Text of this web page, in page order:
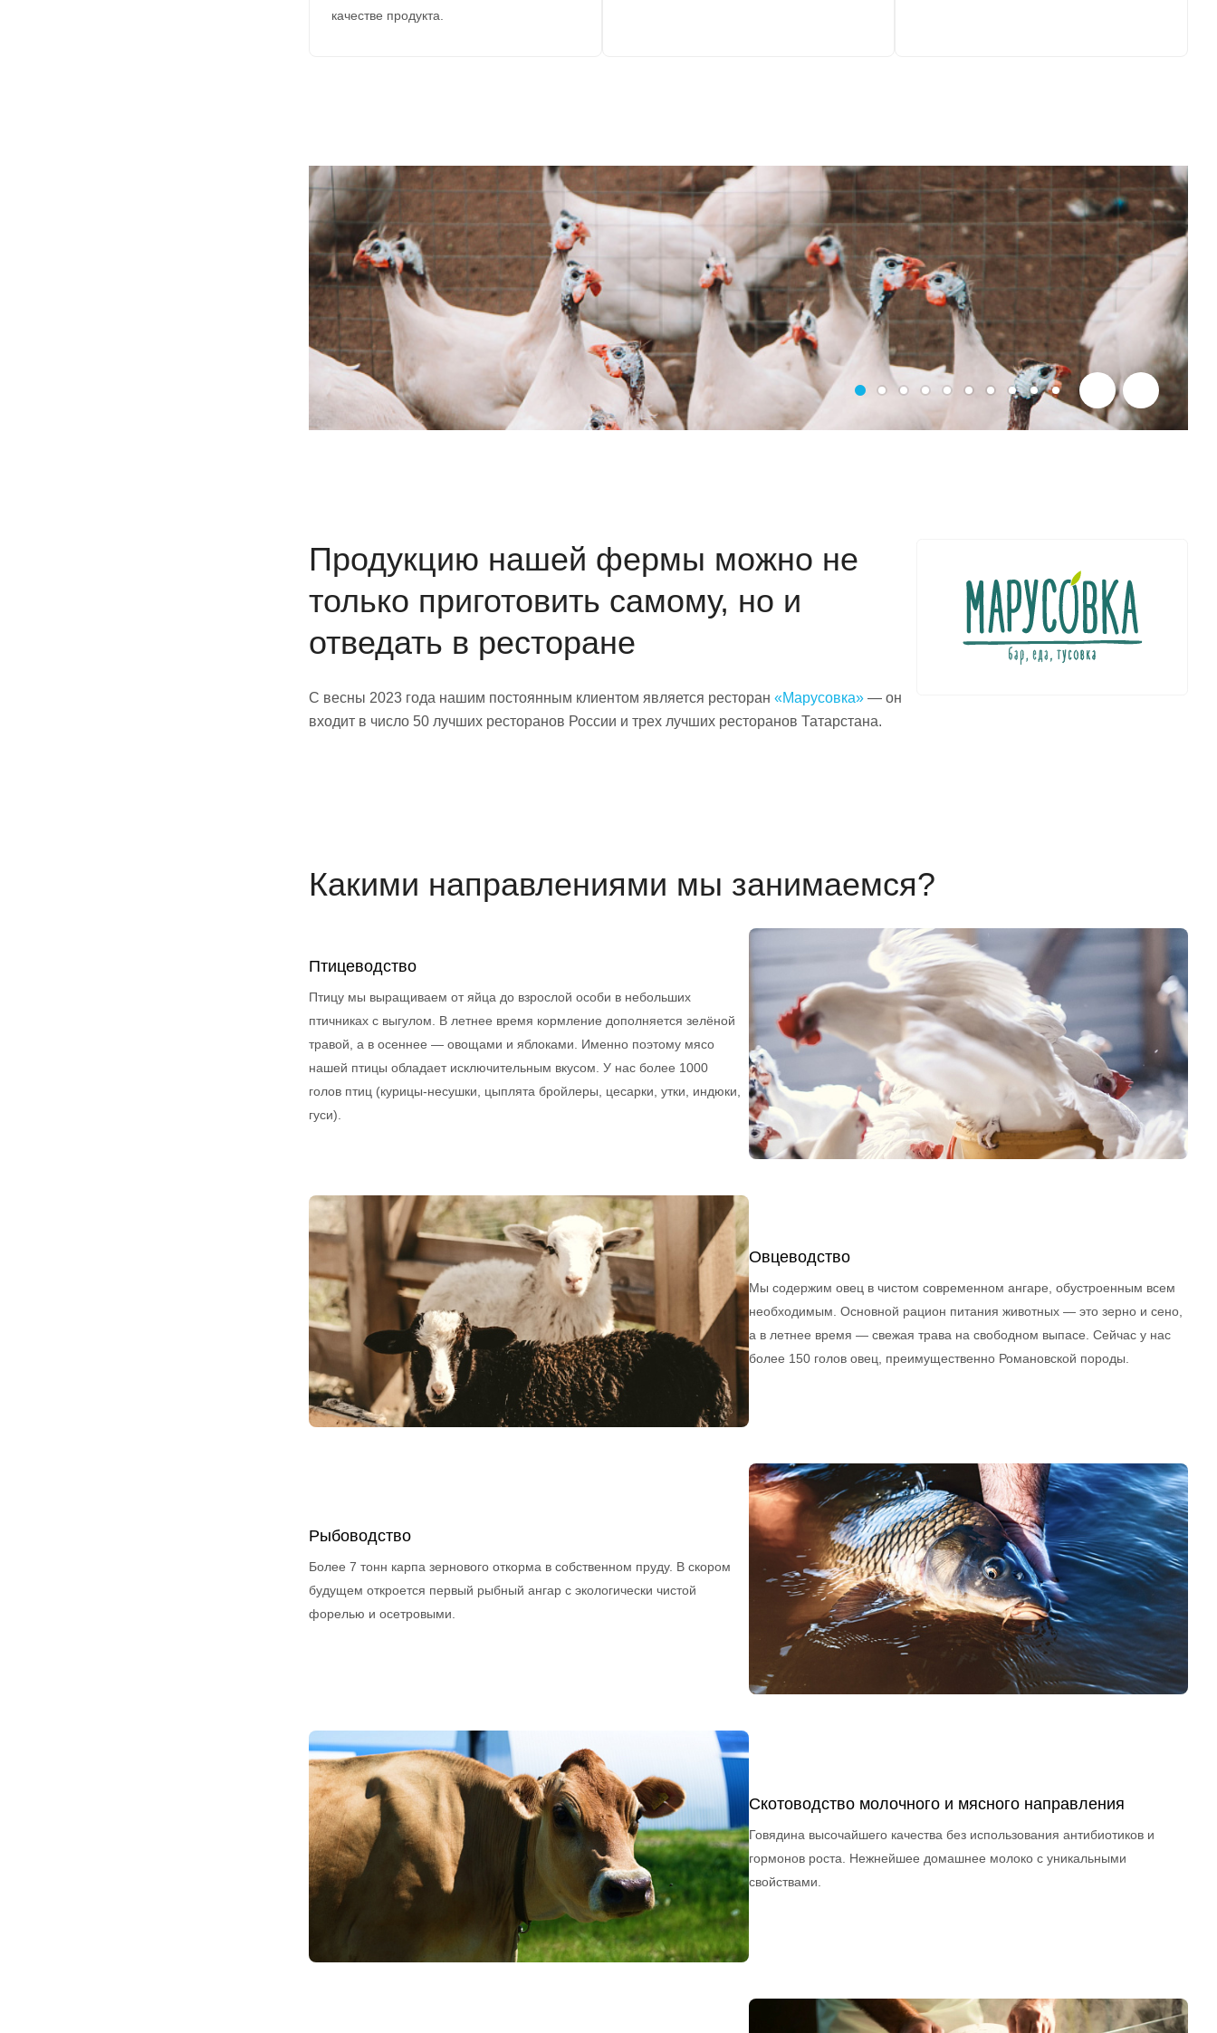
качестве продукта.
Продукцию нашей фермы можно не
только приготовить самому, но и
отведать в ресторане
С весны 2023 года нашим постоянным клиентом является ресторан «Марусовка» — он
входит в число 50 лучших ресторанов России и трех лучших ресторанов Татарстана.
Какими направлениями мы занимаемся?
Птицеводство
Птицу мы выращиваем от яйца до взрослой особи в небольших
птичниках с выгулом. В летнее время кормление дополняется зелёной
травой, а в осеннее — овощами и яблоками. Именно поэтому мясо
нашей птицы обладает исключительным вкусом. У нас более 1000
голов птиц (курицы-несушки, цыплята бройлеры, цесарки, утки, индюки,
гуси).
Овцеводство
Мы содержим овец в чистом современном ангаре, обустроенным всем
необходимым. Основной рацион питания животных — это зерно и сено,
а в летнее время — свежая трава на свободном выпасе. Сейчас у нас
более 150 голов овец, преимущественно Романовской породы.
Рыбоводство
Более 7 тонн карпа зернового откорма в собственном пруду. В скором
будущем откроется первый рыбный ангар с экологически чистой
форелью и осетровыми.
Скотоводство молочного и мясного направления
Говядина высочайшего качества без использования антибиотиков и
гормонов роста. Нежнейшее домашнее молоко с уникальными
свойствами.